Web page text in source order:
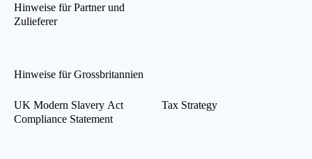
Hinweise für Partner und
Zulieferer
Hinweise für Grossbritannien
UK Modern Slavery Act
Compliance Statement
Tax Strategy